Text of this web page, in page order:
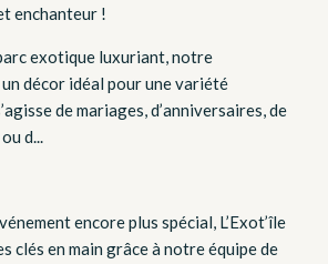
enchanteur !
exotique luxuriant, notre
décor idéal pour une variété
de mariages, d’anniversaires, de
d...
encore plus spécial, L’Exot’île
clés en main grâce à notre équipe de